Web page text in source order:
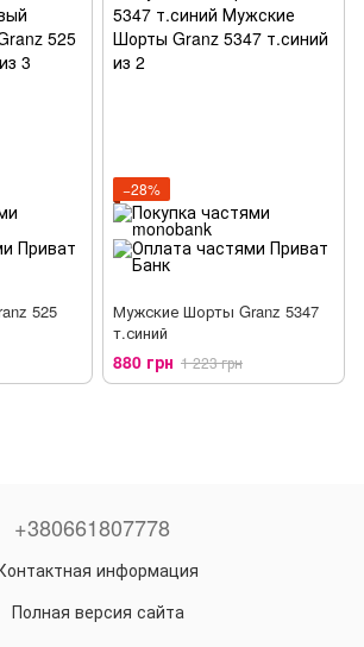
525
−28%
Мужские Шорты Granz 5347
т.синий
880 грн 1 223 грн
+380661807778
информация
Полная версия сайта